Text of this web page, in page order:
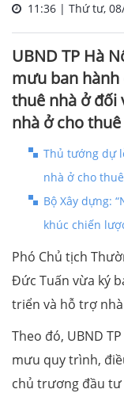
11:36 | Thứ tư,
UBND TP Hà
mưu ban hành
thuê nhà ở đối
nhà ở cho
Thủ tướng dự
nhà ở cho
Bộ Xây dựng:
khúc chiến
Phó Chủ tịch
Đức Tuấn vừa ký
triển và hỗ trợ
Theo đó, UBND
mưu quy trình,
chủ trương đầu